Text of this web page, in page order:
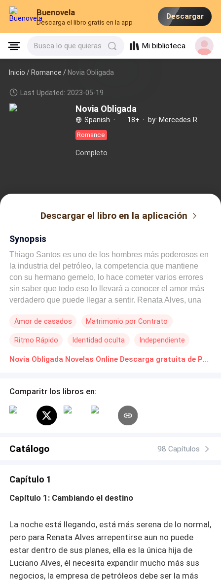
Buenovela
Descarga el libro gratis en la app
Descargar
Busca lo que quieras Mi biblioteca
Inicio /Romance / Novia Obligada
Last Updated: 2023-05-19
Novia Obligada
Spanish · 18+ · by: Mercedes R
Romance
Completo
Descargar el libro en la aplicación
Synopsis
Thiago Santos es uno de los hombres más poderosos en
la industria del petróleo, la competencia que mantiene
con su hermano gemelo, lo hace cometer varios errores
sin saber que todo eso lo llevará a conocer el amor más
verdadero que puede llegar a sentir. Renata Alves, una
sacrificar incluso hasta su felicidad por la de su familia,
por dejar a un lado terminará por hacerle conocer lo que
es el amor verdadero y sacar su mejor faceta. ¿Podrá el
Amor de casados Matrimonio por Contrato
Ritmo Rápido Identidad oculta Independiente
Romance oscuro Dominante Contemporánea Novia Obligada Novelas Online Descarga gratuita de PDF
Comparitr los libros en:
Catálogo 98 Capítulos
Capítulo 1
Capítulo 1: Cambiando el destino
La noche está llegando, está más serena de lo normal,
pero para Renata Alves arrepentirse aun no puede
estar dentro de sus planes, ella es la única hija de
Luciano Alves, él necesita expandir mucho más sus
negocios, la empresa de petróleos debe ser la más